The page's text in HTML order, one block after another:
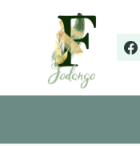
содержимому